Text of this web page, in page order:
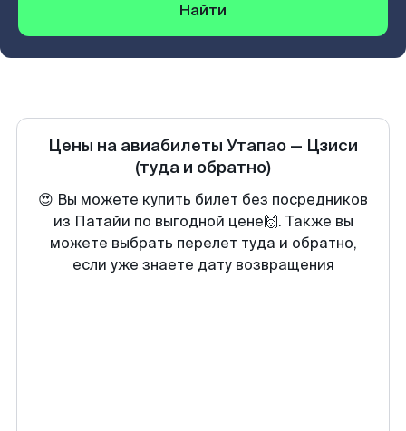
Найти
Цены на авиабилеты Утапао — Цзиси
(туда и обратно)
😍 Вы можете купить билет без посредников
из Патайи по выгодной цене🙌. Также вы
можете выбрать перелет туда и обратно,
если уже знаете дату возвращения